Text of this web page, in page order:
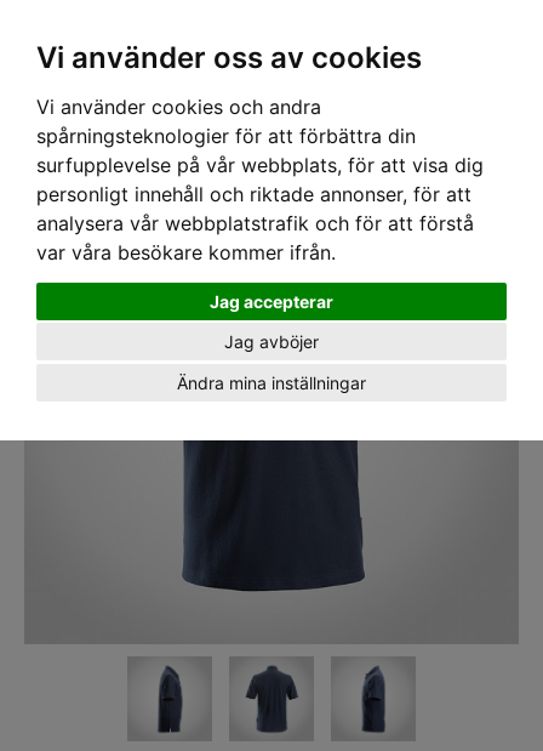
Vi använder oss av cookies
Vi använder cookies och andra
spårningsteknologier för att förbättra din
surfupplevelse på vår webbplats, för att visa dig
personligt innehåll och riktade annonser, för att
analysera vår webbplatstrafik och för att förstå
var våra besökare kommer ifrån.
Jag accepterar
Jag avböjer
Ändra mina inställningar
Hem ›ARBETSKLÄDER› Pikétröja Snickers 2760 PW Marinblå